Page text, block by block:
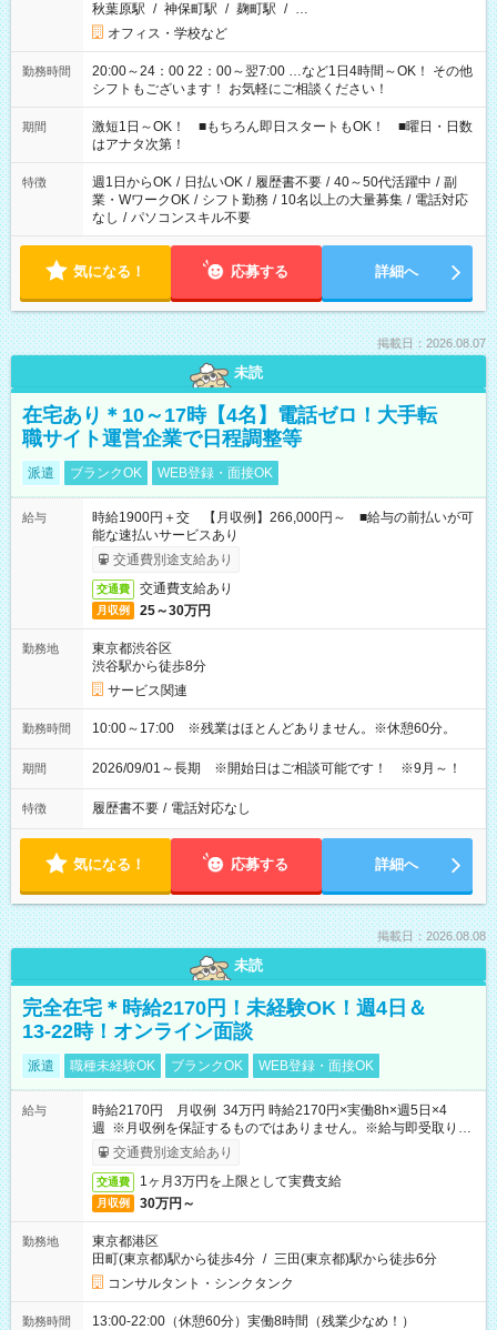
秋葉原駅 / 神保町駅 / 麹町駅 / …
オフィス・学校など
勤務時間
20:00～24：00 22：00～翌7:00 …など1日4時間～OK！ その他
シフトもございます！ お気軽にご相談ください！
期間
激短1日～OK！ ■もちろん即日スタートもOK！ ■曜日・日数
はアナタ次第！
特徴 週1日からOK / 日払いOK / 履歴書不要 / 40～50代活躍中 / 副
業・WワークOK / シフト勤務 / 10名以上の大量募集 / 電話対応
なし / パソコンスキル不要
気になる！ 応募する 詳細へ
掲載日：2026.08.07
未読
在宅あり＊10～17時【4名】電話ゼロ！大手転
職サイト運営企業で日程調整等
派遣 ブランクOK WEB登録・面接OK
給与
時給1900円＋交 【月収例】266,000円～ ■給与の前払いが可
能な速払いサービスあり
交通費別途支給あり
交通費 交通費支給あり
月収例 25～30万円
勤務地
東京都渋谷区
渋谷駅から徒歩8分
サービス関連
勤務時間 10:00～17:00 ※残業はほとんどありません。※休憩60分。
期間 2026/09/01～長期 ※開始日はご相談可能です！ ※9月～！
特徴 履歴書不要 / 電話対応なし
気になる！ 応募する 詳細へ
掲載日：2026.08.08
未読
完全在宅＊時給2170円！未経験OK！週4日＆
13-22時！オンライン面談
派遣 職種未経験OK ブランクOK WEB登録・面接OK
給与
時給2170円 月収例 34万円 時給2170円×実働8h×週5日×4
週 ※月収例を保証するものではありません。※給与即受取りサ
ービス利用可（利用条件有）
交通費別途支給あり
交通費 1ヶ月3万円を上限として実費支給
月収例 30万円～
勤務地
東京都港区
田町(東京都)駅から徒歩4分 / 三田(東京都)駅から徒歩6分
コンサルタント・シンクタンク
勤務時間 13:00-22:00（休憩60分）実働8時間（残業少なめ！）